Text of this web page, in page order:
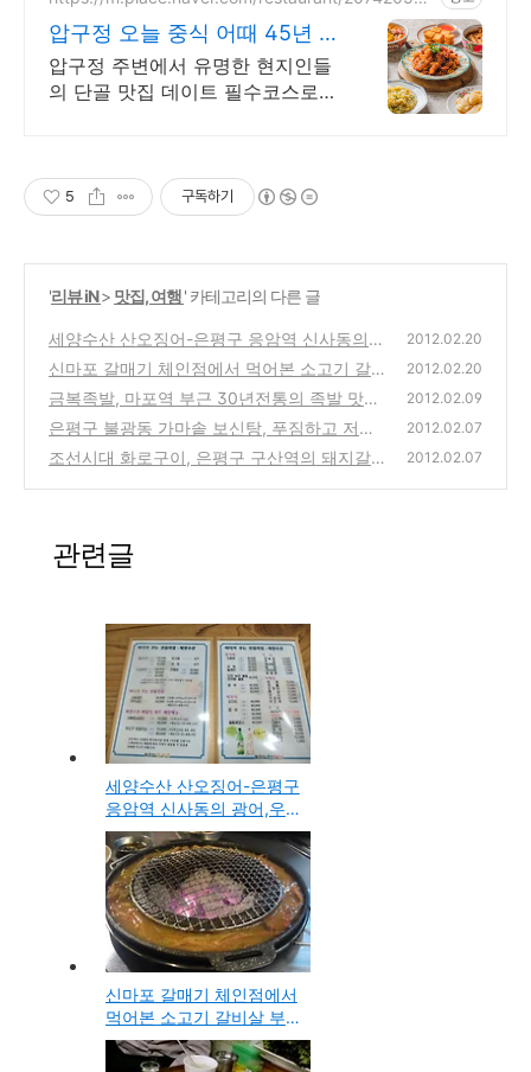
압구정 오늘 중식 어때 45년 마
라탕 외길
압구정 주변에서 유명한 현지인들
의 단골 맛집 데이트 필수코스로
5 구독하기
'리뷰 iN> 맛집, 여행' 카테고리의 다른 글
세양수산 산오징어-은평구 응암역 신사동의
광어,우럭,모듬회 등을 판매하는 회집 방문기
(1)
2012.02.20
신마포 갈매기 체인점에서 먹어본 소고기 갈비
살 부위의 진꽃살
(0)
2012.02.20
금복족발, 마포역 부근 30년전통의 족발 맛집
(2)
2012.02.09
은평구 불광동 가마솥 보신탕, 푸짐하고 저렴
한 사철탕 유명 맛집
(0)
2012.02.07
조선시대 화로구이, 은평구 구산역의 돼지갈비
2012.02.07
관련글
세양수산 산오징어-은평구
응암역 신사동의 광어,우
럭,모듬회 등을 판매하는
회집 방문기
신마포 갈매기 체인점에서
먹어본 소고기 갈비살 부
위의 진꽃살